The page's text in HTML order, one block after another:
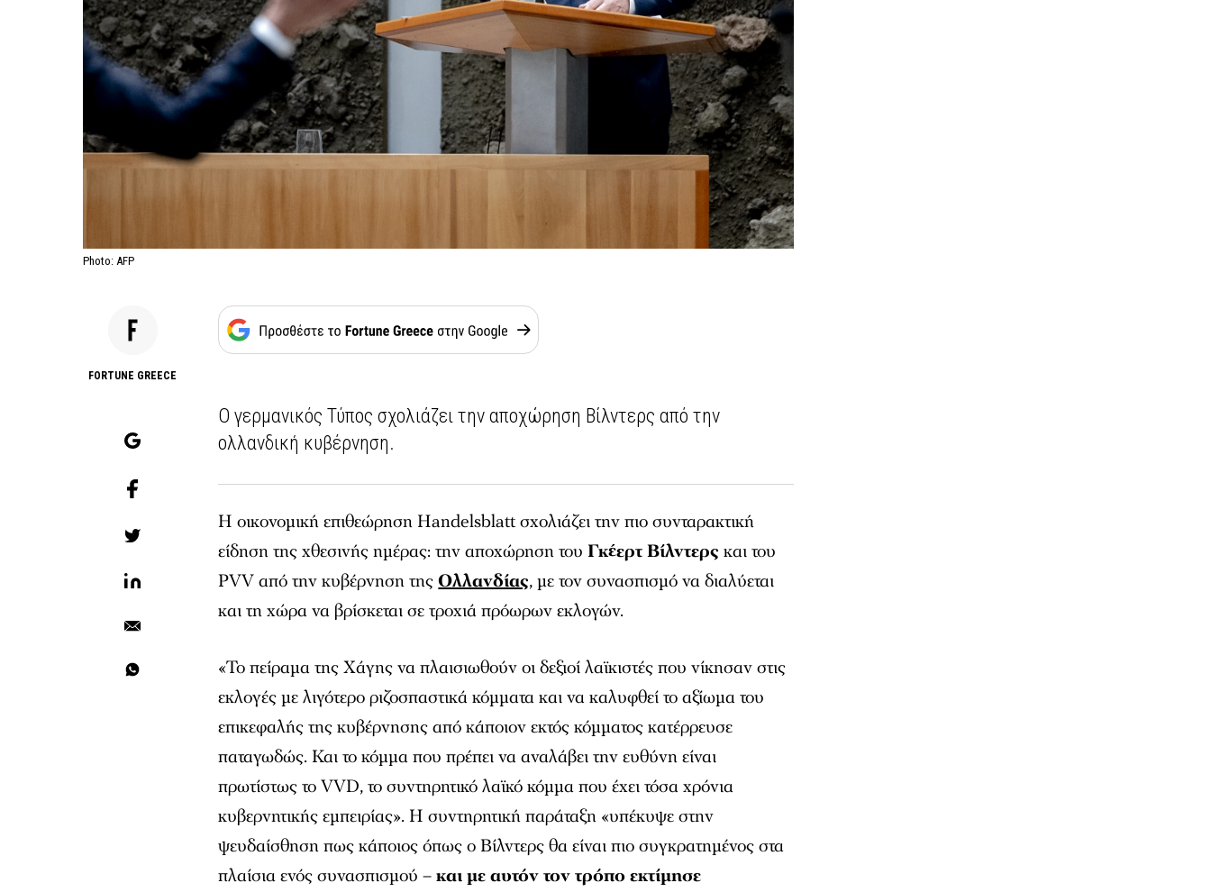
Photo: AFP
FORTUNE GREECE
Ο γερμανικός Τύπος σχολιάζει την αποχώρηση Βίλντερς από την
ολλανδική κυβέρνηση.
Η οικονομική επιθεώρηση Handelsblatt σχολιάζει την πιο συνταρακτική
είδηση της χθεσινής ημέρας: την αποχώρηση τουΓκέερτ Βίλντερς και του
PVV από την κυβέρνηση τηςΟλλανδίας, με τον συνασπισμό να διαλύεται
και τη χώρα να βρίσκεται σε τροχιά πρόωρων εκλογών.
«Το πείραμα της Χάγης να πλαισιωθούν οι δεξιοί λαϊκιστές που νίκησαν στις
εκλογές με λιγότερο ριζοσπαστικά κόμματα και να καλυφθεί το αξίωμα του
επικεφαλής της κυβέρνησης από κάποιον εκτός κόμματος κατέρρευσε
παταγωδώς. Και το κόμμα που πρέπει να αναλάβει την ευθύνη είναι
πρωτίστως το VVD, το συντηρητικό λαϊκό κόμμα που έχει τόσα χρόνια
κυβερνητικής εμπειρίας». Η συντηρητική παράταξη «υπέκυψε στην
ψευδαίσθηση πως κάποιος όπως ο Βίλντερς θα είναι πιο συγκρατημένος στα
πλαίσια ενός συνασπισμού –και με αυτόν τον τρόπο εκτίμησε